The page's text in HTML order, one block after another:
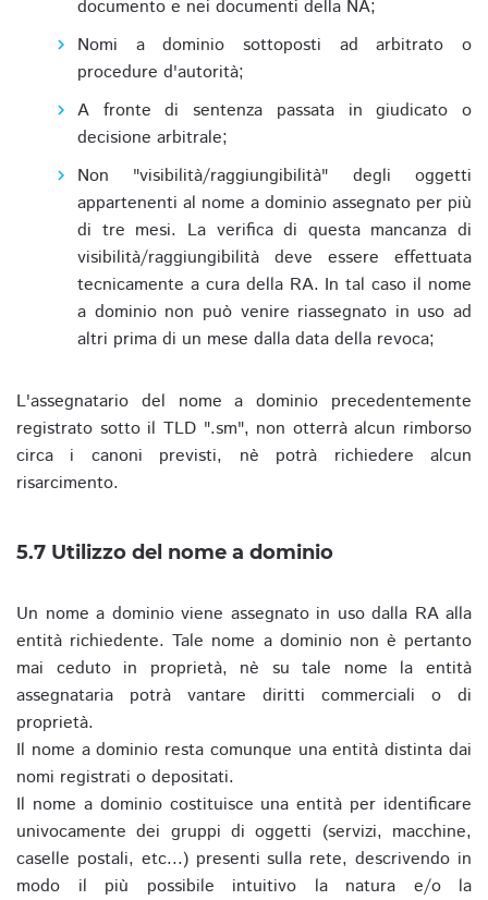
documento e nei documenti della NA;
Nomi a dominio sottoposti ad arbitrato o
procedure d'autorità;
A fronte di sentenza passata in giudicato o
decisione arbitrale;
Non "visibilità/raggiungibilità" degli oggetti
appartenenti al nome a dominio assegnato per più
di tre mesi. La verifica di questa mancanza di
visibilità/raggiungibilità deve essere effettuata
tecnicamente a cura della RA. In tal caso il nome
a dominio non può venire riassegnato in uso ad
altri prima di un mese dalla data della revoca;
L'assegnatario del nome a dominio precedentemente
registrato sotto il TLD ".sm", non otterrà alcun rimborso
circa i canoni previsti, nè potrà richiedere alcun
risarcimento.
5.7 Utilizzo del nome a dominio
Un nome a dominio viene assegnato in uso dalla RA alla
entità richiedente. Tale nome a dominio non è pertanto
mai ceduto in proprietà, nè su tale nome la entità
assegnataria potrà vantare diritti commerciali o di
proprietà.
Il nome a dominio resta comunque una entità distinta dai
nomi registrati o depositati.
Il nome a dominio costituisce una entità per identificare
univocamente dei gruppi di oggetti (servizi, macchine,
caselle postali, etc...) presenti sulla rete, descrivendo in
modo il più possibile intuitivo la natura e/o la